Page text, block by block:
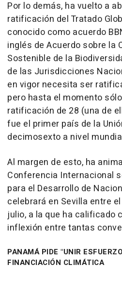
Por lo demás, ha vuelto a
ratificación del Tratado
conocido como acuerdo
inglés de Acuerdo sobre la
Sostenible de la
de las Jurisdicciones
en vigor necesita ser
pero hasta el momento
ratificación de 28 (una de
fue el primer país de la
decimosexto a nivel
Al margen de esto, ha
Conferencia Internacional
para el Desarrollo de
celebrará en Sevilla entre
julio, a la que ha calificado
inflexión entre tantas
PANAMÁ PIDE "UNIR
FINANCIACIÓN CLIMÁTICA